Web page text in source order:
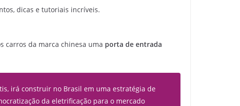
dicas e tutoriais incríveis.
carros da marca chinesa uma porta de entrada
irá construir no Brasil em uma estratégia de
da eletrificação para o mercado